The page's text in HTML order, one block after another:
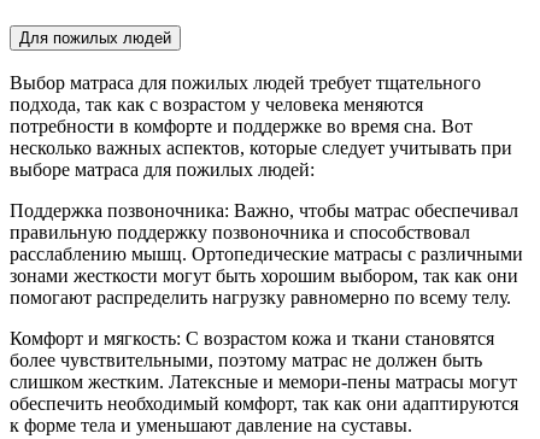
Для пожилых людей
Выбор матраса для пожилых людей требует тщательного
подхода, так как с возрастом у человека меняются
потребности в комфорте и поддержке во время сна. Вот
несколько важных аспектов, которые следует учитывать при
выборе матраса для пожилых людей:
Поддержка позвоночника: Важно, чтобы матрас обеспечивал
правильную поддержку позвоночника и способствовал
расслаблению мышц. Ортопедические матрасы с различными
зонами жесткости могут быть хорошим выбором, так как они
помогают распределить нагрузку равномерно по всему телу.
Комфорт и мягкость: С возрастом кожа и ткани становятся
более чувствительными, поэтому матрас не должен быть
слишком жестким. Латексные и мемори-пены матрасы могут
обеспечить необходимый комфорт, так как они адаптируются
к форме тела и уменьшают давление на суставы.